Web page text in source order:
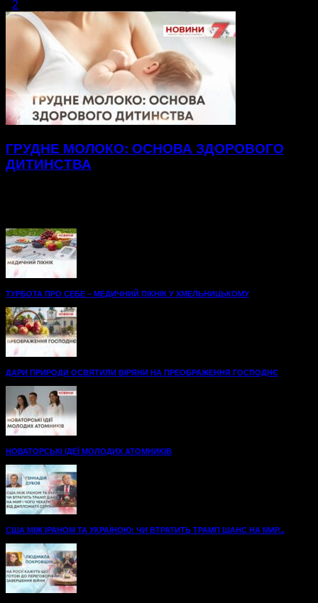
2
ГРУДНЕ МОЛОКО: ОСНОВА ЗДОРОВОГО
ДИТИНСТВА
ТУРБОТА ПРО СЕБЕ – МЕДИЧНИЙ ПІКНІК У ХМЕЛЬНИЦЬКОМУ
ДАРИ ПРИРОДИ ОСВЯТИЛИ ВІРЯНИ НА ПРЕОБРАЖЕННЯ ГОСПОДНЄ
НОВАТОРСЬКІ ІДЕЇ МОЛОДИХ АТОМНИКІВ
США МІЖ ІРАНОМ ТА УКРАЇНОЮ: ЧИ ВТРАТИТЬ ТРАМП ШАНС НА МИР...